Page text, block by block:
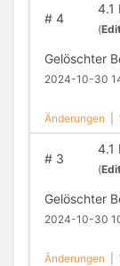
#4
4.1
(
Gelöschter
2024-10-30
Änderungen
#3
4.1
(
Gelöschter
2024-10-30
Änderungen